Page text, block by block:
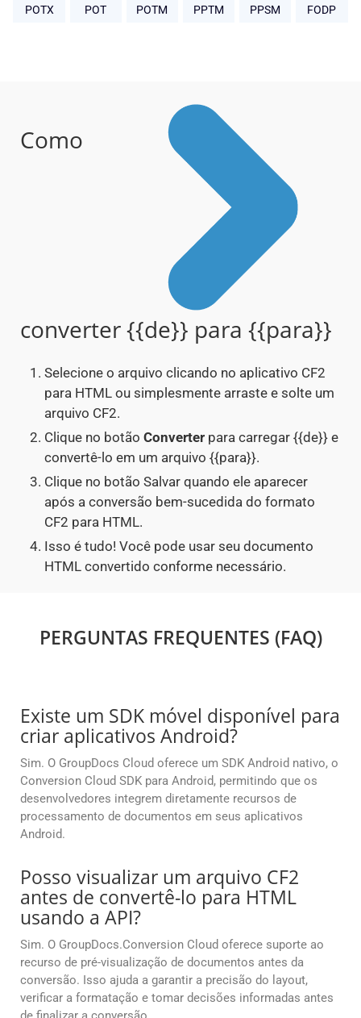
POTX POT POTM PPTM PPSM FODP
Como
converter {{de}} para {{para}}
Selecione o arquivo clicando no aplicativo CF2
para HTML ou simplesmente arraste e solte um
arquivo CF2.
Clique no botão Converter para carregar {{de}} e
convertê-lo em um arquivo {{para}}.
Clique no botão Salvar quando ele aparecer
após a conversão bem-sucedida do formato
CF2 para HTML.
Isso é tudo! Você pode usar seu documento
HTML convertido conforme necessário.
PERGUNTAS FREQUENTES (FAQ)
Existe um SDK móvel disponível para
criar aplicativos Android?
Sim. O GroupDocs Cloud oferece um SDK Android nativo, o
Conversion Cloud SDK para Android, permitindo que os
desenvolvedores integrem diretamente recursos de
processamento de documentos em seus aplicativos
Android.
Posso visualizar um arquivo CF2
antes de convertê-lo para HTML
usando a API?
Sim. O GroupDocs.Conversion Cloud oferece suporte ao
recurso de pré-visualização de documentos antes da
conversão. Isso ajuda a garantir a precisão do layout,
verificar a formatação e tomar decisões informadas antes